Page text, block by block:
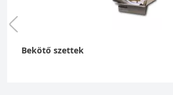
Bekötő szettek